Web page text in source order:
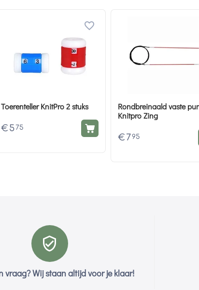
Toerenteller KnitPro 2 stuks
€ 5 75
Rondbreinaald vaste
Knitpro Zing
€ 7 95
vraag? Wij staan altijd voor je klaar!